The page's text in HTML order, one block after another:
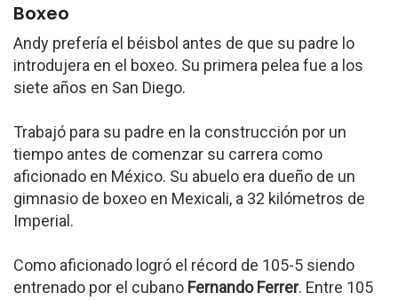
Boxeo
Andy prefería el béisbol antes de que su padre lo
introdujera en el boxeo. Su primera pelea fue a los
siete años en San Diego.
Trabajó para su padre en la construcción por un
tiempo antes de comenzar su carrera como
aficionado en México. Su abuelo era dueño de un
gimnasio de boxeo en Mexicali, a 32 kilómetros de
Imperial.
Como aficionado logró el récord de 105-5 siendo
entrenado por el cubano Fernando Ferrer. Entre 105